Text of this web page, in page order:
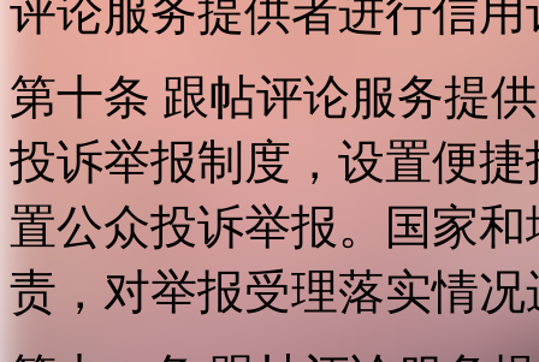
评论服务提供者进行信用
第十条 跟帖评论服务提
投诉举报制度，设置便
置公众投诉举报。国家
责，对举报受理落实情